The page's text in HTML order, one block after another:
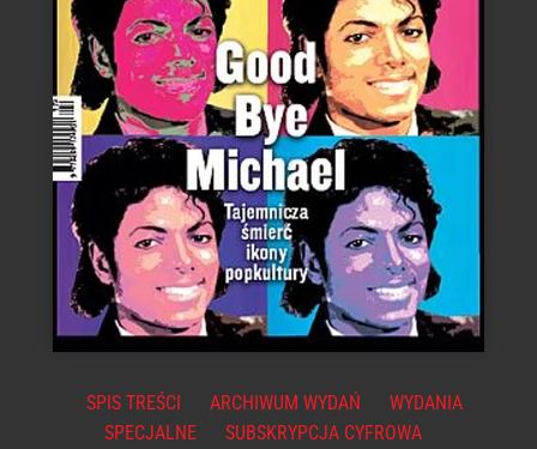
SPIS TREŚCI ARCHIWUM WYDAŃ
WYDANIA
SPECJALNE
SUBSKRYPCJA CYFROWA